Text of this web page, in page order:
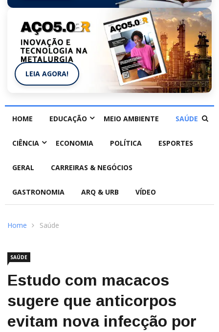
LEIA AGORA!
HOME EDUCAÇÃO MEIO AMBIENTE SAÚDE
CIÊNCIA ECONOMIA POLÍTICA ESPORTES
GERAL CARREIRAS & NEGÓCIOS
GASTRONOMIA ARQ & URB VÍDEO
Home Saúde
SAÚDE
Estudo com macacos
sugere que anticorpos
evitam nova infecção por